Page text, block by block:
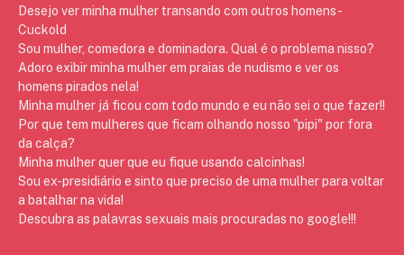
Desejo ver minha mulher transando com outros homens -
Cuckold
Sou mulher, comedora e dominadora. Qual é o problema nisso?
Adoro exibir minha mulher em praias de nudismo e ver os
homens pirados nela!
Minha mulher já ficou com todo mundo e eu não sei o que fazer!!
Por que tem mulheres que ficam olhando nosso "pipi" por fora
da calça?
Minha mulher quer que eu fique usando calcinhas!
Sou ex-presidiário e sinto que preciso de uma mulher para voltar
a batalhar na vida!
Descubra as palavras sexuais mais procuradas no google!!!